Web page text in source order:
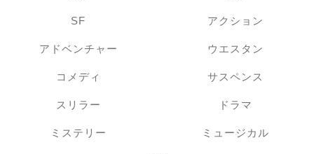
SF アクション
アドベンチャー ウエスタン
コメディ サスペンス
スリラー ドラマ
ミステリー ミュージカル